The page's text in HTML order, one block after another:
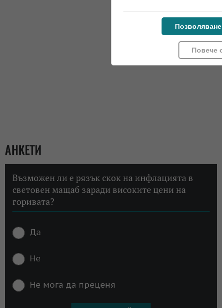
АНКЕТИ
Възможен ли е рязък скок на инфлацията в
световен мащаб заради високите цени на
горивата?
Да
Не
Не мога да преценя
Повече